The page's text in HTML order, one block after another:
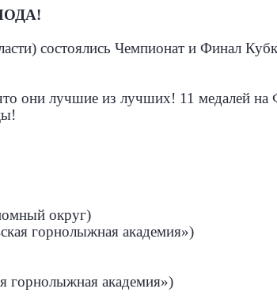
состоялись Чемпионат и Финал
они лучшие из лучших! 11 медалей на
округ)
горнолыжная академия»)
горнолыжная академия»)